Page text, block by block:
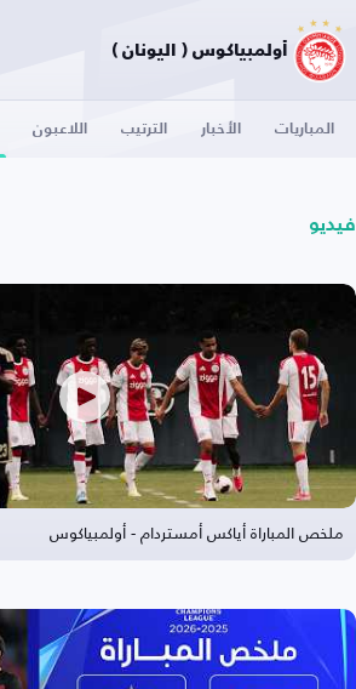
أولمبياكوس ( اليونان )
المباريات الأخبار الترتيب اللاعبون
فيديو
ملخص المباراة أياكس أمستردام - أولمبياكوس